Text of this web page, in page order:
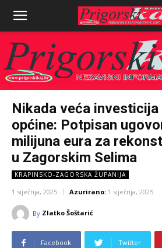
Nikada veća
općine: Potpisan
milijuna eura za
u Zagorskim Selima
KRAPINSKO-ZAGORSKA ŽUPANIJA
1 siječnja, 2025 Azurirano: 1 siječnja, 2025
By Zlatko Šoštarić
Facebook Twitter